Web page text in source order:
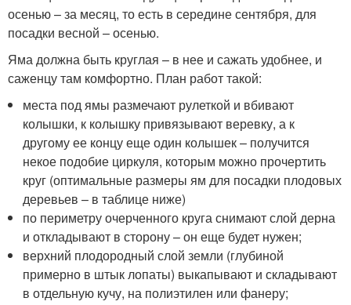
осенью – за месяц, то есть в середине сентября, для
посадки весной – осенью.
Яма должна быть круглая – в нее и сажать удобнее, и
саженцу там комфортно. План работ такой:
места под ямы размечают рулеткой и вбивают
колышки, к колышку привязывают веревку, а к
другому ее концу еще один колышек – получится
некое подобие циркуля, которым можно прочертить
круг (оптимальные размеры ям для посадки плодовых
деревьев – в таблице ниже)
по периметру очерченного круга снимают слой дерна
и откладывают в сторону – он еще будет нужен;
верхний плодородный слой земли (глубиной
примерно в штык лопаты) выкапывают и складывают
в отдельную кучу, на полиэтилен или фанеру;